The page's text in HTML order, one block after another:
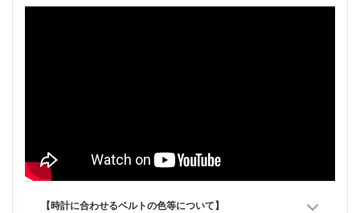
【時計に合わせるベルトの色等について】